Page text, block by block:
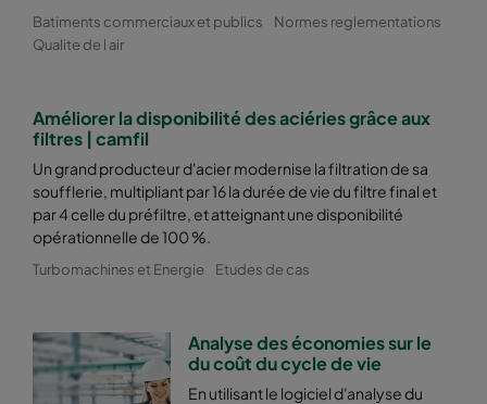
2550 592x490x600-8 ePM2,5 50% M6
2550 592x287x600-8
2550 287x592x600-4 ePM2,5 50% M6
2550 592x592x520-8
2550 490x592x520-6 ePM2,5 50%
Batiments commerciaux et publics
Normes reglementations
Qualite de l air
Améliorer la disponibilité des aciéries grâce aux
filtres | camfil
Un grand producteur d'acier modernise la filtration de sa
soufflerie, multipliant par 16 la durée de vie du filtre final et
par 4 celle du préfiltre, et atteignant une disponibilité
opérationnelle de 100 %.
Turbomachines et Energie Etudes de cas
Analyse des économies sur le
du coût du cycle de vie
En utilisant le logiciel d'analyse du